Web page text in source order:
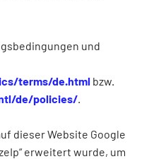
und
terms/de.html bzw.
de/policies/.
dieser Website Google
erweitert wurde, um